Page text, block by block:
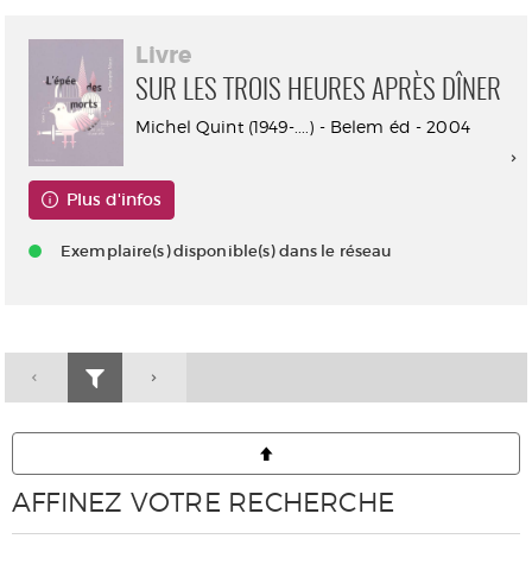
Livre
SUR LES TROIS HEURES APRÈS DÎNER
Michel Quint (1949-....) - Belem éd - 2004
Plus d'infos
Exemplaire(s) disponible(s) dans le réseau
AFFINEZ VOTRE RECHERCHE